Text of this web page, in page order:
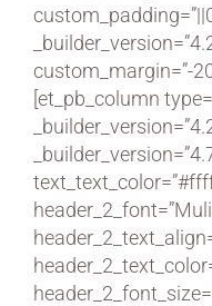
custom_margin=”-
[et_pb_column